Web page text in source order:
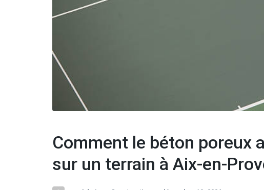
Comment le béton poreux
sur un terrain à Aix-en-